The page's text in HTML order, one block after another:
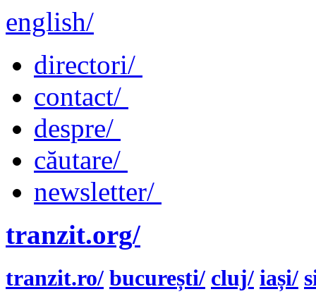
english/
directori/
contact/
despre/
căutare/
newsletter/
tranzit.org/
tranzit.ro/ bucurești/ cluj/ iași/